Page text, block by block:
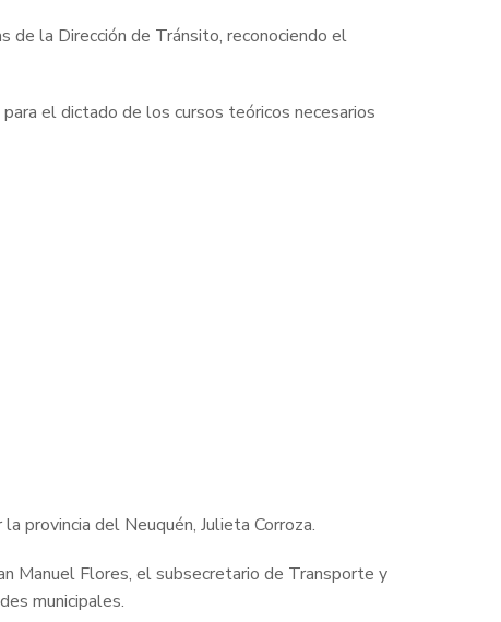
la Dirección de Tránsito, reconociendo el
el dictado de los cursos teóricos necesarios
provincia del Neuquén, Julieta Corroza.
Manuel Flores, el subsecretario de Transporte y
municipales.